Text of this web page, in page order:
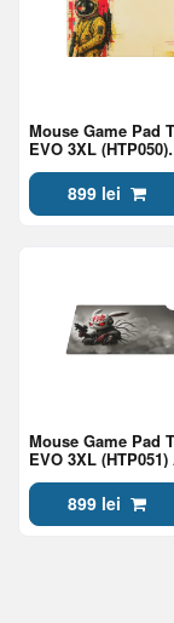
Mouse Game Pad
EVO 3XL (HTP050)
Astronaut
899 lei
Mouse Game Pad
EVO 3XL
bunny
899 lei